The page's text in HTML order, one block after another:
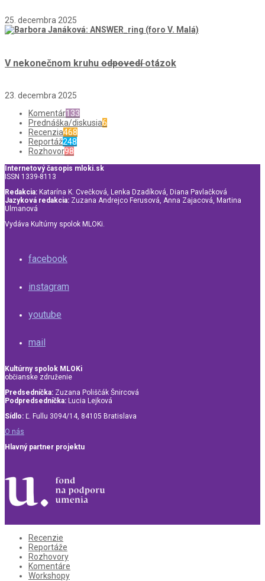
25. decembra 2025
V nekonečnom kruhu odpovedíotázok
23. decembra 2025
Komentár133
Prednáška/diskusia6
Recenzia468
Reportáž248
Rozhovor98
Internetový časopis mloki.sk
ISSN 1339-8113
Redakcia: Katarína K. Cvečková, Lenka Dzadíková, Diana Pavlačková
Jazyková redakcia: Zuzana Andrejco Ferusová, Anna Zajacová, Martina
Ulmanová
Vydáva Kultúrny spolok MLOKi.
facebook
instagram
youtube
mail
Kultúrny spolok MLOKi
občianske združenie
Predsedníčka: Zuzana Poliščák Šnircová
Podpredsedníčka: Lucia Lejková
Sídlo: Ľ. Fullu 3094/14, 84105 Bratislava
O nás
Hlavný partner projektu
Recenzie
Reportáže
Rozhovory
Komentáre
Workshopy